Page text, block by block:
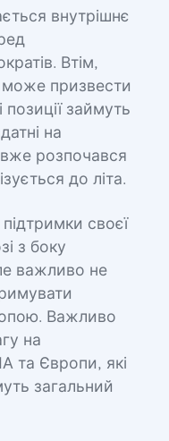
внутрішнє
Втім,
може призвести
позиції займуть
на
розпочався
до літа.
своєї
з боку
важливо не
Важливо
на
та Європи, які
загальний